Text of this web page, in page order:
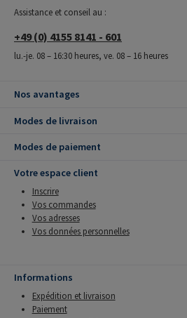
Assistance et conseil au :
+49 (0) 4155 8141 - 601
lu.-je. 08 – 16:30 heures, ve. 08 – 16 heures
Nos avantages
Modes de livraison
Modes de paiement
Votre espace client
Inscrire
Vos commandes
Vos adresses
Vos données personnelles
Informations
Expédition et livraison
Paiement